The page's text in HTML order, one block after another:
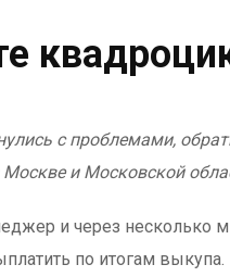
с проблемами,
и Московской
и через
по итогам выкупа.